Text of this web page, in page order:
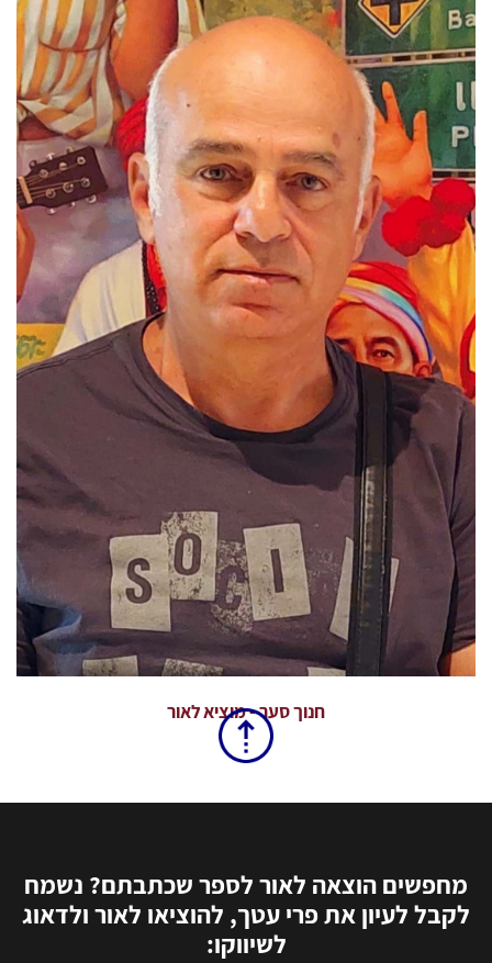
חנוך סער - מוציא לאור
מחפשים הוצאה לאור לספר שכתבתם? נשמח
לקבל לעיון את פרי עטך, להוציאו לאור ולדאוג
לשיווקו: